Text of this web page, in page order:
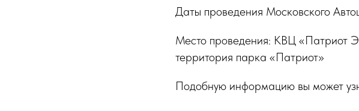
Даты проведения Московского
Место проведения: КВЦ «Патриот
территория парка «Патриот»
Подобную информацию вы может